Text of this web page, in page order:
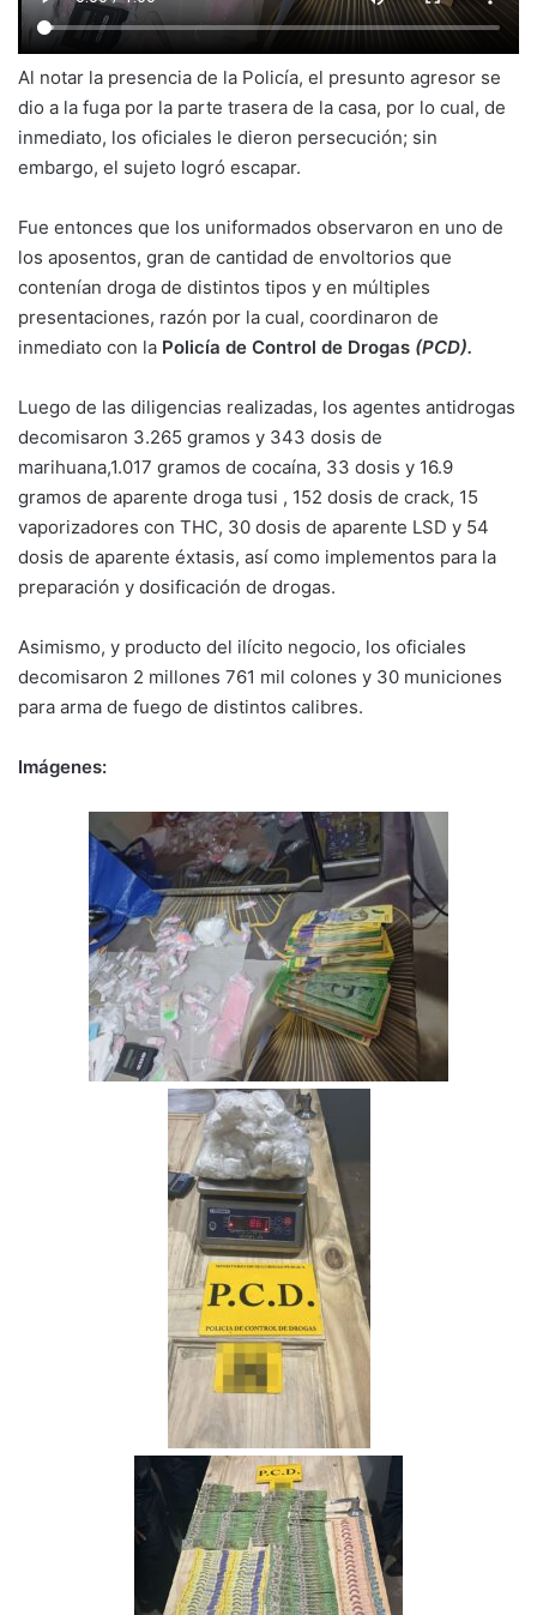
Al notar la presencia de la Policía, el presunto agresor se
dio a la fuga por la parte trasera de la casa, por lo cual, de
inmediato, los oficiales le dieron persecución; sin
embargo, el sujeto logró escapar.
Fue entonces que los uniformados observaron en uno de
los aposentos, gran de cantidad de envoltorios que
contenían droga de distintos tipos y en múltiples
presentaciones, razón por la cual, coordinaron de
inmediato con la Policía de Control de Drogas (PCD).
Luego de las diligencias realizadas, los agentes antidrogas
decomisaron 3.265 gramos y 343 dosis de
marihuana,1.017 gramos de cocaína, 33 dosis y 16.9
gramos de aparente droga tusi , 152 dosis de crack, 15
vaporizadores con THC, 30 dosis de aparente LSD y 54
dosis de aparente éxtasis, así como implementos para la
preparación y dosificación de drogas.
Asimismo, y producto del ilícito negocio, los oficiales
decomisaron 2 millones 761 mil colones y 30 municiones
para arma de fuego de distintos calibres.
Imágenes: